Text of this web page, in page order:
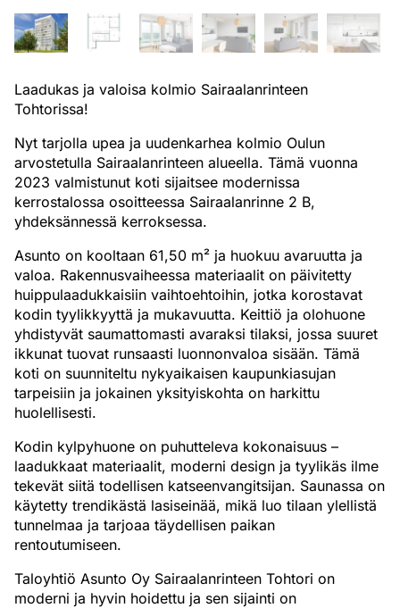
Laadukas ja valoisa kolmio Sairaalanrinteen
Tohtorissa!
Nyt tarjolla upea ja uudenkarhea kolmio Oulun
arvostetulla Sairaalanrinteen alueella. Tämä vuonna
2023 valmistunut koti sijaitsee modernissa
kerrostalossa osoitteessa Sairaalanrinne 2 B,
yhdeksännessä kerroksessa.
Asunto on kooltaan 61,50 m² ja huokuu avaruutta ja
valoa. Rakennusvaiheessa materiaalit on päivitetty
huippulaadukkaisiin vaihtoehtoihin, jotka korostavat
kodin tyylikkyyttä ja mukavuutta. Keittiö ja olohuone
yhdistyvät saumattomasti avaraksi tilaksi, jossa suuret
ikkunat tuovat runsaasti luonnonvaloa sisään. Tämä
koti on suunniteltu nykyaikaisen kaupunkiasujan
tarpeisiin ja jokainen yksityiskohta on harkittu
huolellisesti.
Kodin kylpyhuone on puhutteleva kokonaisuus –
laadukkaat materiaalit, moderni design ja tyylikäs ilme
tekevät siitä todellisen katseenvangitsijan. Saunassa on
käytetty trendikästä lasiseinää, mikä luo tilaan ylellistä
tunnelmaa ja tarjoaa täydellisen paikan
rentoutumiseen.
Taloyhtiö Asunto Oy Sairaalanrinteen Tohtori on
moderni ja hyvin hoidettu ja sen sijainti on